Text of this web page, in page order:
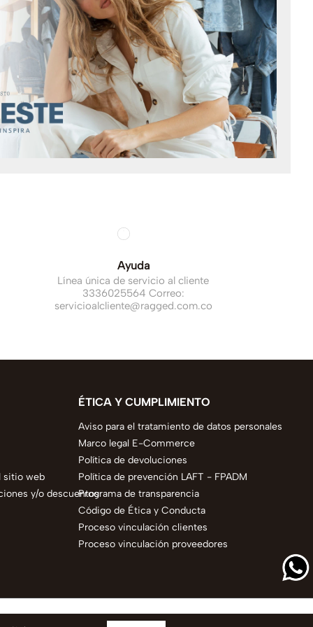
Ayuda
Línea única de servicio al cliente
3336025564 Correo:
servicioalcliente@ragged.com.co
sitio web
y/o descuentos
ÉTICA Y CUMPLIMIENTO
Aviso para el tratamiento de datos personales
Marco legal E-Commerce
Política de devoluciones
Política de prevención LAFT - FPADM
Programa de transparencia
Código de Ética y Conducta
Proceso vinculación clientes
Proceso vinculación proveedores